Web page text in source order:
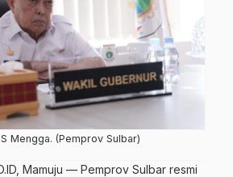
Mengga. (Pemprov Sulbar)
Mamuju — Pemprov Sulbar resmi